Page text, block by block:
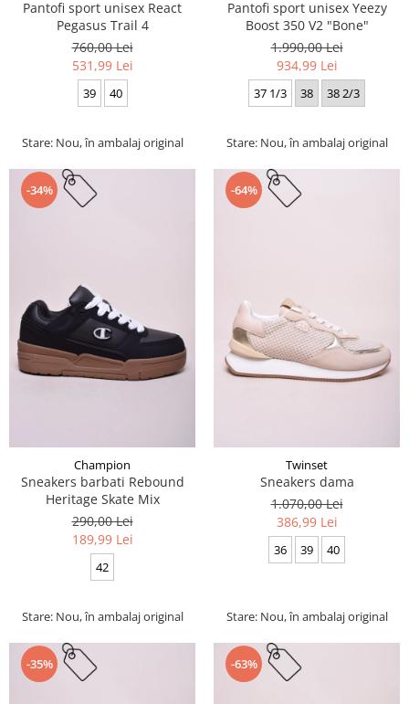
Pantofi sport unisex React
Pegasus Trail 4
760,00 Lei
531,99 Lei
39 40
Stare: Nou, în ambalaj original
Pantofi sport unisex Yeezy
Boost 350 V2 "Bone"
1.990,00 Lei
934,99 Lei
37 1/3 38 38 2/3
Stare: Nou, în ambalaj original
-34%
Champion
Sneakers barbati Rebound
Heritage Skate Mix
290,00 Lei
189,99 Lei
42
Stare: Nou, în ambalaj original
-64%
Twinset
Sneakers dama
1.070,00 Lei
386,99 Lei
36 39 40
Stare: Nou, în ambalaj original
-35% -63%